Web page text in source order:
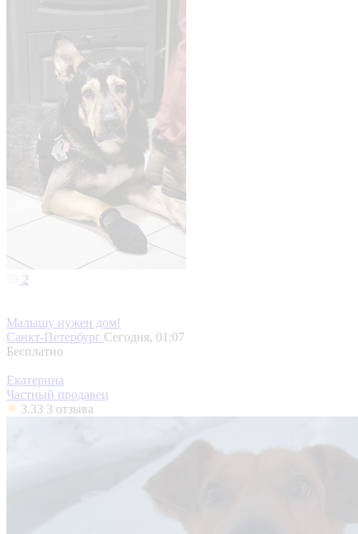
2
Малышу нужен дом!
Санкт-Петербург Сегодня, 01:07
Бесплатно
Екатерина
Частный продавец
3.33 3 отзыва